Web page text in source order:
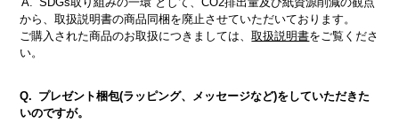
から、取扱説明書の商品同梱を廃止させていただいております。
ご購入された商品のお取扱につきましては、取扱説明書をご覧くださ
い。
プレゼント梱包(ラッピング、メッセージなど)をしていただきた
いのですが。